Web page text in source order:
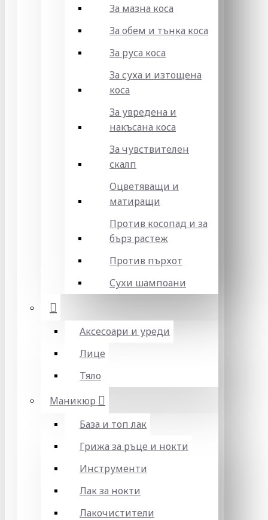
За мазна коса
За обем и тънка коса
За руса коса
За суха и изтощена
коса
За увредена и
накъсана коса
За чувствителен
скалп
Оцветяващи и
матиращи
Против косопад и за
бърз растеж
Против пърхот
Сухи шампоани
Аксесоари и уреди
Лице
Тяло
Маникюр
База и топ лак
Грижа за ръце и нокти
Инструменти
Лак за нокти
Лакочистители